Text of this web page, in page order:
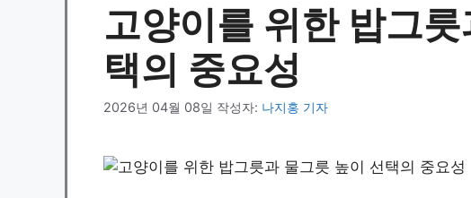
고양이를 위한 밥그
택의 중요성
2026년 04월 08일 작성자: 나지홍 기자